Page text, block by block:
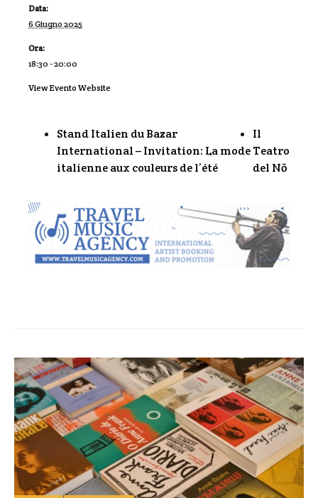
Data:
6 Giugno 2025
Ora:
18:30 - 20:00
View Evento Website
Stand Italien du Bazar
International – Invitation: La mode
italienne aux couleurs de l’été
Il
Teatro
del Nō